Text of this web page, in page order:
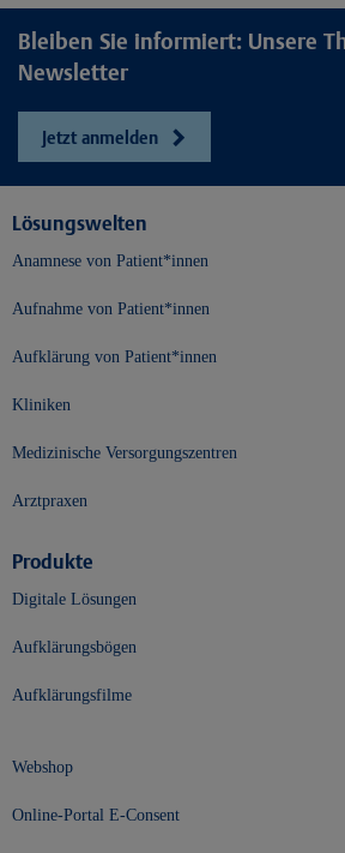
Bleiben Sie informiert: Unsere
Newsletter
Jetzt anmelden
Lösungswelten
Anamnese von Patient*innen
Aufnahme von Patient*innen
Aufklärung von Patient*innen
Kliniken
Medizinische Versorgungszentren
Arztpraxen
Produkte
Digitale Lösungen
Aufklärungsbögen
Aufklärungsfilme
Webshop
Online-Portal E-Consent